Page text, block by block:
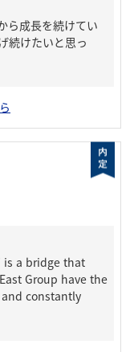
ら成長を続けてい
続けたいと思っ
is a bridge that
Group have the
and constantly